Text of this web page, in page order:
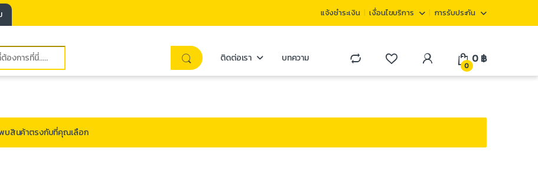
แจ้งชำระเงิน เงื่อนไขบริการ การรับประกัน
ติดต่อเรา บทความ
0
0 ฿
บสินค้าตรงกับที่คุณเลือก